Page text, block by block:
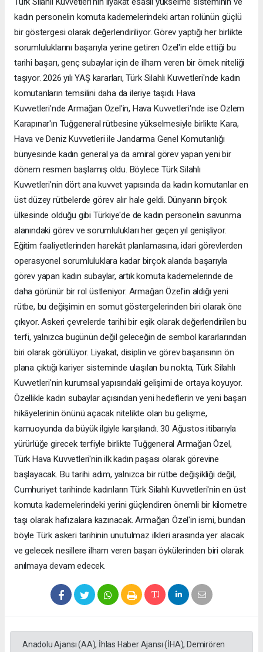
kadın personelin komuta kademelerindeki artan rolünün güçlü
bir göstergesi olarak değerlendiriliyor. Görev yaptığı her birlikte
sorumluluklarını başarıyla yerine getiren Özel'in elde ettiği bu
tarihi başarı, genç subaylar için de ilham veren bir örnek niteliği
taşıyor. 2026 yılı YAŞ kararları, Türk Silahlı Kuvvetleri'nde kadın
komutanların temsilini daha da ileriye taşıdı. Hava
Kuvvetleri'nde Armağan Özel'in, Hava Kuvvetleri'nde ise Özlem
Karapınar'ın Tuğgeneral rütbesine yükselmesiyle birlikte Kara,
Hava ve Deniz Kuvvetleri ile Jandarma Genel Komutanlığı
bünyesinde kadın general ya da amiral görev yapan yeni bir
dönem resmen başlamış oldu. Böylece Türk Silahlı
Kuvvetleri'nin dört ana kuvvet yapısında da kadın komutanlar en
üst düzey rütbelerde görev alır hale geldi. Dünyanın birçok
ülkesinde olduğu gibi Türkiye'de de kadın personelin savunma
alanındaki görev ve sorumlulukları her geçen yıl genişliyor.
Eğitim faaliyetlerinden harekât planlamasına, idari görevlerden
operasyonel sorumluluklara kadar birçok alanda başarıyla
görev yapan kadın subaylar, artık komuta kademelerinde de
daha görünür bir rol üstleniyor. Armağan Özel'in aldığı yeni
rütbe, bu değişimin en somut göstergelerinden biri olarak öne
çıkıyor. Askeri çevrelerde tarihi bir eşik olarak değerlendirilen bu
terfi, yalnızca bugünün değil geleceğin de sembol kararlarından
biri olarak görülüyor. Liyakat, disiplin ve görev başarısının ön
plana çıktığı kariyer sisteminde ulaşılan bu nokta, Türk Silahlı
Kuvvetleri'nin kurumsal yapısındaki gelişimi de ortaya koyuyor.
Özellikle kadın subaylar açısından yeni hedeflerin ve yeni başarı
hikâyelerinin önünü açacak nitelikte olan bu gelişme,
kamuoyunda da büyük ilgiyle karşılandı. 30 Ağustos itibarıyla
yürürlüğe girecek terfiyle birlikte Tuğgeneral Armağan Özel,
Türk Hava Kuvvetleri'nin ilk kadın paşası olarak görevine
başlayacak. Bu tarihi adım, yalnızca bir rütbe değişikliği değil,
Cumhuriyet tarihinde kadınların Türk Silahlı Kuvvetleri'nin en üst
komuta kademelerindeki yerini güçlendiren önemli bir kilometre
taşı olarak hafızalara kazınacak. Armağan Özel'in ismi, bundan
böyle Türk askeri tarihinin unutulmaz ilkleri arasında yer alacak
ve gelecek nesillere ilham veren başarı öykülerinden biri olarak
anılmaya devam edecek.
Anadolu Ajansı (AA), İhlas Haber Ajansı (İHA), Demirören